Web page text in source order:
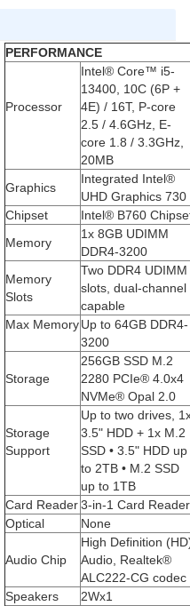
PERFORMANCE
Processor
Intel® Core™ i5-
13400, 10C (6P +
4E) / 16T, P-core
2.5 / 4.6GHz, E-
core 1.8 / 3.3GHz,
20MB
Graphics
Integrated Intel®
UHD Graphics 730
Chipset
Intel® B760
Memory
1x 8GB UDIMM
DDR4-3200
Memory
Slots
Two DDR4 UDIMM
slots, dual-channel
capable
Max MemoryUp to 64GB DDR4-
3200
Storage
256GB SSD M.2
2280 PCIe® 4.0x4
NVMe® Opal 2.0
Storage
Support
Up to two drives,
3.5" HDD + 1x M.2
SSD • 3.5" HDD up
to 2TB • M.2 SSD
up to 1TB
Card Reader3-in-1 Card Reader
Optical
None
Audio Chip
High Definition
Audio, Realtek®
ALC222-CG codec
Speakers
2Wx1